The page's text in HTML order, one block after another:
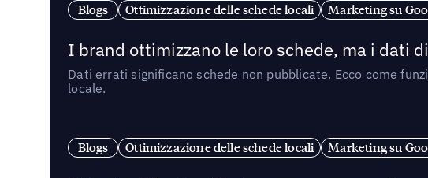
Blogs Ottimizzazione delle schede locali Marketing su
I brand ottimizzano le loro schede, ma i dati
Dati errati significano schede non pubblicate. Ecco come
locale.
Blogs Ottimizzazione delle schede locali Marketing su